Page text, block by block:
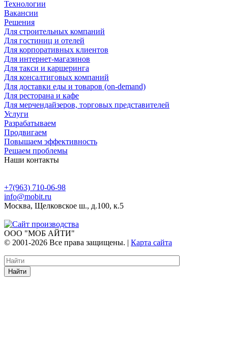
Teхнологии
Вакансии
Решения
Для строительных компаний
Для гостиниц и отелей
Для корпоративных клиентов
Для интернет-магазинов
Для такси и каршеринга
Для консалтиговых компаний
Для доставки еды и товаров (on-demand)
Для ресторана и кафе
Для мерчендайзеров, торговых представителей
Услуги
Разрабатываем
Продвигаем
Повышаем эффективность
Решаем проблемы
Наши контакты
+7(963) 710-06-98
info@mobit.ru
Москва, Щелковское ш., д.100, к.5
ООО "МОБ АЙТИ"
© 2001-2026 Все права защищены. | Карта сайта
Найти